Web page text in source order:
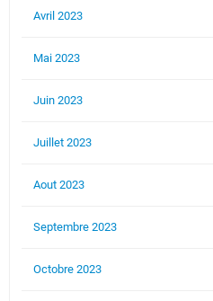
Avril 2023
Mai 2023
Juin 2023
Juillet 2023
Aout 2023
Septembre 2023
Octobre 2023